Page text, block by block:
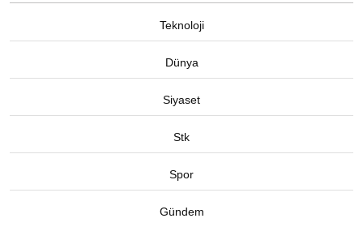
Teknoloji
Dünya
Siyaset
Stk
Spor
Gündem